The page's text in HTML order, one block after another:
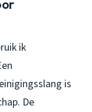
ik
is
De